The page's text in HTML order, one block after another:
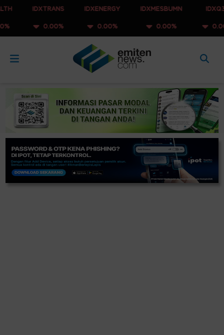
IDXTRANS
0.00%
IDXENERGY
0.00%
IDXMESBUMN
0.00%
IDXQ30
0.00%